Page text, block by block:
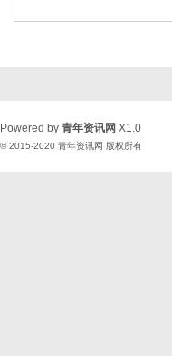
Powered by 青年资讯网 X1.0
© 2015-2020 青年资讯网 版权所有